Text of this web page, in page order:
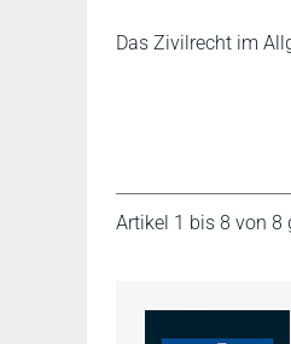
Das Zivilrecht im
Artikel 1 bis 8 von 8